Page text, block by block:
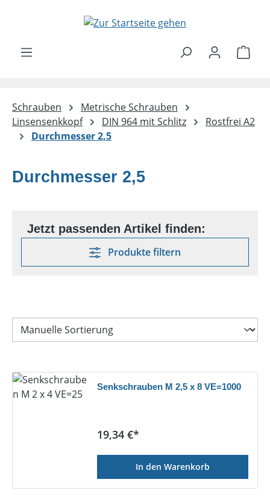
Zum Hauptinhalt springen
Schrauben
Metrische Schrauben
Linsensenkkopf
DIN 964 mit Schlitz
Rostfrei A2
Durchmesser 2,5
Durchmesser 2,5
Produkte filtern
Senkschrauben M 2,5 x 8 VE=1000
Regulärer Preis:
19,34 €*
In den Warenkorb